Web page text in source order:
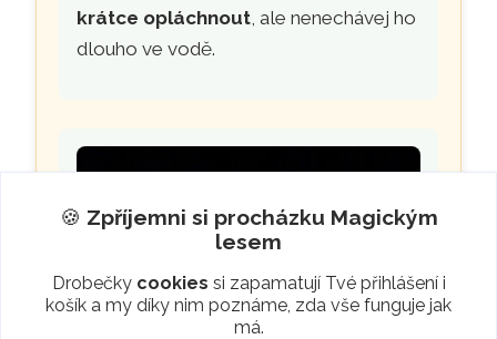
krátce opláchnout, ale nenechávej ho
dlouho ve vodě.
🍪 Zpříjemni si procházku Magickým
lesem
Drobečky cookies si zapamatují Tvé přihlášení i
košík a my díky nim poznáme, zda vše funguje jak
má.